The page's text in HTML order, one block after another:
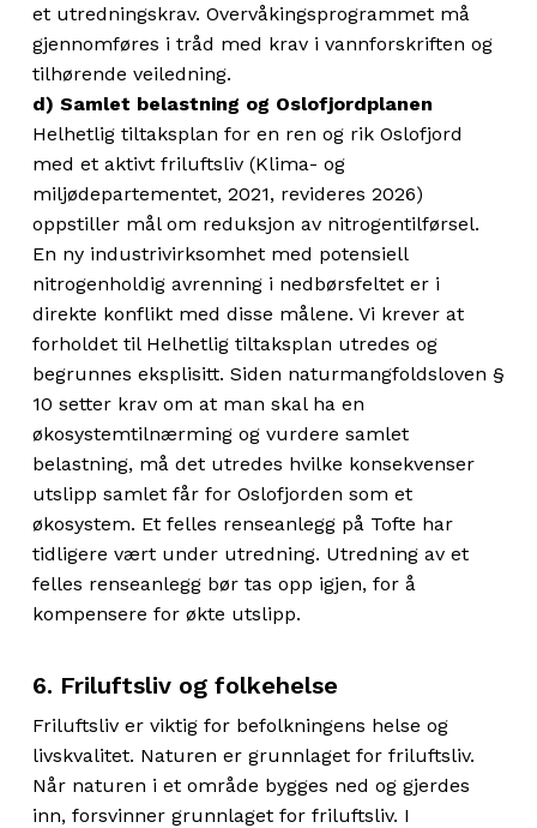
et utredningskrav. Overvåkingsprogrammet må
gjennomføres i tråd med krav i vannforskriften og
tilhørende veiledning.
d) Samlet belastning og Oslofjordplanen
Helhetlig tiltaksplan for en ren og rik Oslofjord
med et aktivt friluftsliv (Klima- og
miljødepartementet, 2021, revideres 2026)
oppstiller mål om reduksjon av nitrogentilførsel.
En ny industrivirksomhet med potensiell
nitrogenholdig avrenning i nedbørsfeltet er i
direkte konflikt med disse målene. Vi krever at
forholdet til Helhetlig tiltaksplan utredes og
begrunnes eksplisitt. Siden naturmangfoldsloven §
10 setter krav om at man skal ha en
økosystemtilnærming og vurdere samlet
belastning, må det utredes hvilke konsekvenser
utslipp samlet får for Oslofjorden som et
økosystem. Et felles renseanlegg på Tofte har
tidligere vært under utredning. Utredning av et
felles renseanlegg bør tas opp igjen, for å
kompensere for økte utslipp.
6. Friluftsliv og folkehelse
Friluftsliv er viktig for befolkningens helse og
livskvalitet. Naturen er grunnlaget for friluftsliv.
Når naturen i et område bygges ned og gjerdes
inn, forsvinner grunnlaget for friluftsliv. I